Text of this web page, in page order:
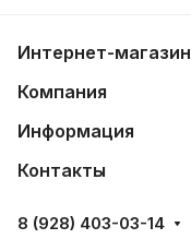
Интернет-магазин
Компания
Информация
Контакты
8 (928) 403-03-14